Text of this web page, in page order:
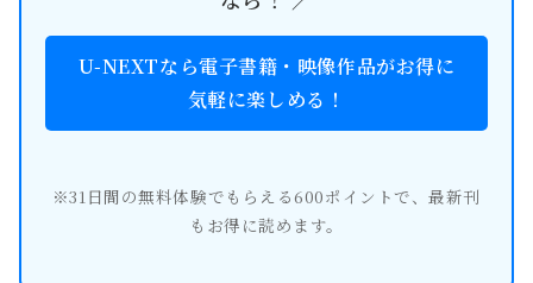
U-NEXTなら電子書籍・映像作品がお得に
気軽に楽しめる！
※31日間の無料体験でもらえる600ポイントで、最新刊
もお得に読めます。